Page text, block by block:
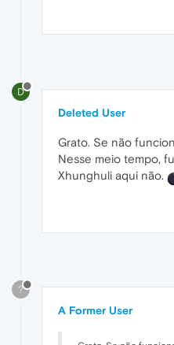
D
Deleted User
Grato. Se não
Nesse meio tempo,
Xhunghuli aqui não.
?
A Former User